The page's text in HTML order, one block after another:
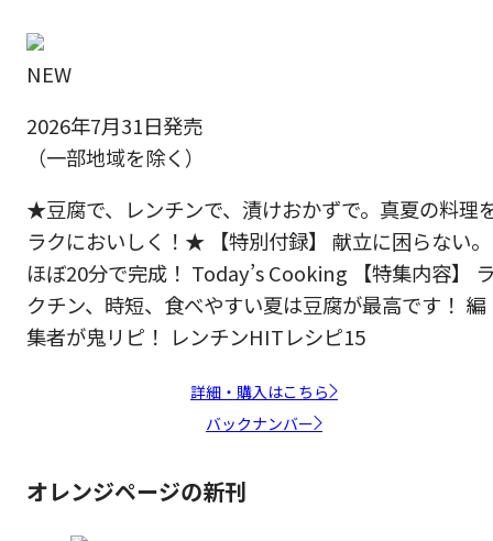
NEW
2026年7月31日発売
（一部地域を除く）
★豆腐で、レンチンで、漬けおかずで。真夏の料理
ラクにおいしく！★ 【特別付録】 献立に困らない。
ほぼ20分で完成！ Today’s Cooking 【特集内容】
クチン、時短、食べやすい夏は豆腐が最高です！ 編
集者が鬼リピ！ レンチンHITレシピ15
詳細・購入はこちら
バックナンバー
オレンジページの新刊